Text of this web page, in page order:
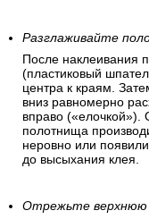
Разглаживайте
После наклеивания
(пластиковый
центра к краям.
вниз равномерно
вправо («елочкой»).
полотнища
неровно или
до высыхания клея.
Отрежьте верхнюю